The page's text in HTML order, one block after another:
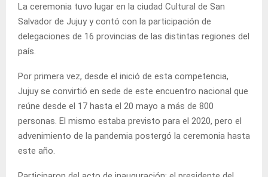
La ceremonia tuvo lugar en la ciudad Cultural de San
Salvador de Jujuy y contó con la participación de
delegaciones de 16 provincias de las distintas regiones del
país.
Por primera vez, desde el inició de esta competencia,
Jujuy se convirtió en sede de este encuentro nacional que
reúne desde el 17 hasta el 20 mayo a más de 800
personas. El mismo estaba previsto para el 2020, pero el
advenimiento de la pandemia postergó la ceremonia hasta
este año.